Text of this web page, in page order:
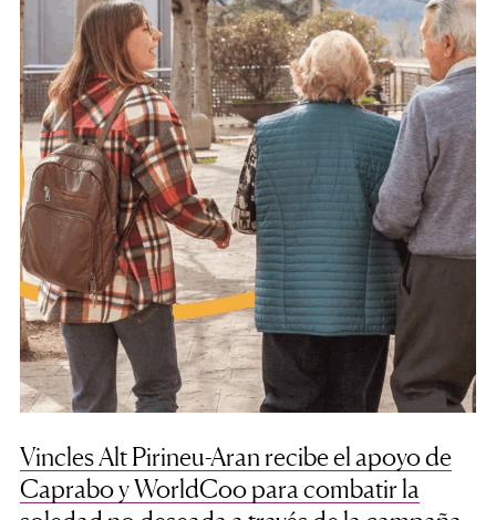
Vincles Alt Pirineu-Aran recibe el apoyo de
Caprabo y WorldCoo para combatir la